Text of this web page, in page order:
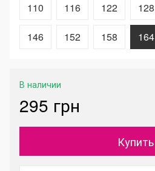
110 116 122 128
146 152 158 164
В наличии
295 грн
Купить